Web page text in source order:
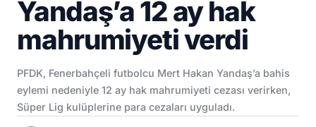
Yandaş’a 12 ay hak
mahrumiyeti verdi
PFDK, Fenerbahçeli futbolcu Mert Hakan Yandaş’a bahis
eylemi nedeniyle 12 ay hak mahrumiyeti cezası verirken,
Süper Lig kulüplerine para cezaları uyguladı.